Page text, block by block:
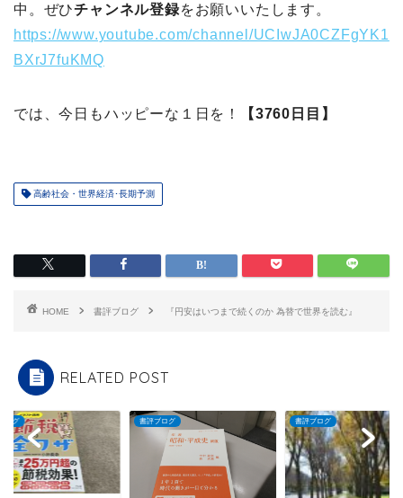
中。ぜひチャンネル登録をお願いいたします。
https://www.youtube.com/channel/UCIwJA0CZFgYK1
BXrJ7fuKMQ
では、今日もハッピーな１日を！ 【3760日目】
高齢社会・世界経済･長期予測
HOME 書評ブログ 『円安はいつまで続くのか 為替で世界を読む』
RELATED POST
ログ 書評ブログ 書評ブログ